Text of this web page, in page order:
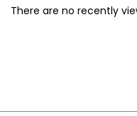
There are no recently